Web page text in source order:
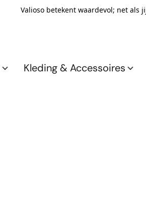
Valioso betekent waardevol; net als
Kleding & Accessoires